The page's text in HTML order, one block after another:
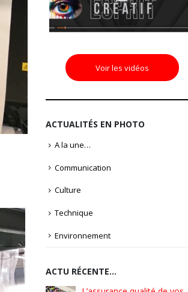
Voir les vidéos
ACTUALITÉS EN PHOTO
A la une…
Communication
Culture
Technique
Environnement
ACTU RÉCENTE…